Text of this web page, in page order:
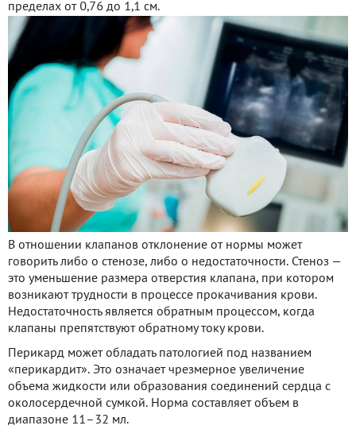
пределах от 0,76 до 1,1 см.
В отношении клапанов отклонение от нормы может
говорить либо о стенозе, либо о недостаточности. Стеноз —
это уменьшение размера отверстия клапана, при котором
возникают трудности в процессе прокачивания крови.
Недостаточность является обратным процессом, когда
клапаны препятствуют обратному току крови.
Перикард может обладать патологией под названием
«перикардит». Это означает чрезмерное увеличение
объема жидкости или образования соединений сердца с
околосердечной сумкой. Норма составляет объем в
диапазоне 11–32 мл.